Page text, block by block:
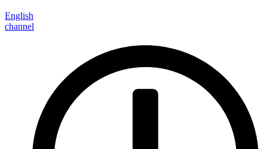
English
channel